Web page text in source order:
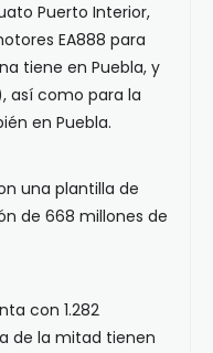
Puerto Interior,
EA888 para
tiene en Puebla, y
así como para la
en Puebla.
una plantilla de
de 668 millones de
con 1.282
de la mitad tienen